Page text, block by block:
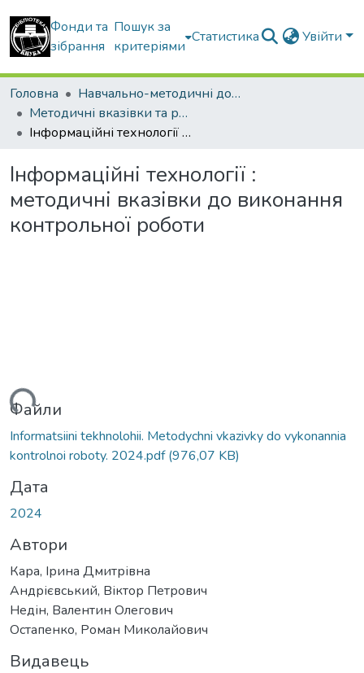
Фонди та
зібрання
Пошук за
критеріями
Статистика Увійти
Головна
Навчально-методичні документи
Методичні вказівки та рекомендації
Інформаційні технології : методичні вказівки до виконання контрольної роботи
Інформаційні технології :
методичні вказівки до виконання
контрольної роботи
Файли
Informatsiini tekhnolohii. Metodychni vkazivky do vykonannia
kontrolnoi roboty. 2024.pdf(976,07 KB)
Дата
2024
Автори
Кара, Ірина Дмитрівна
Андрієвський, Віктор Петрович
Недін, Валентин Олегович
Остапенко, Роман Миколайович
Видавець